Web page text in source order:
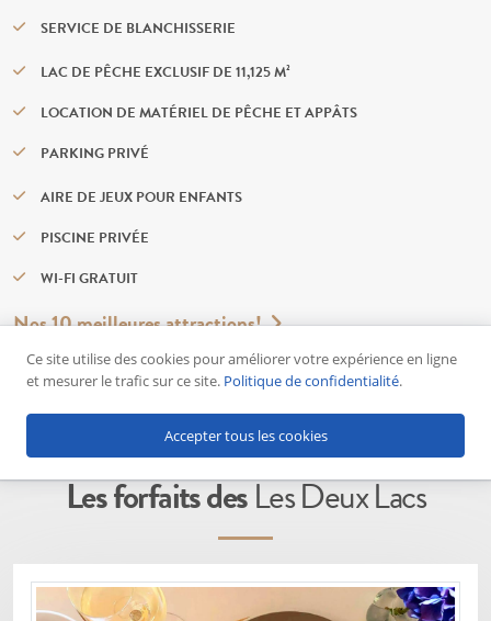
SERVICE DE BLANCHISSERIE
LAC DE PÊCHE EXCLUSIF DE 11,125 M²
LOCATION DE MATÉRIEL DE PÊCHE ET APPÂTS
PARKING PRIVÉ
AIRE DE JEUX POUR ENFANTS
PISCINE PRIVÉE
WI-FI GRATUIT
Nos 10 meilleures attractions!
Les forfaits desLes Deux Lacs
Ce site utilise des cookies pour améliorer votre expérience en ligne
et mesurer le trafic sur ce site. Politique de confidentialité.
Accepter tous les cookies